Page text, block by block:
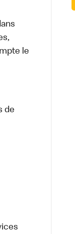
le
de